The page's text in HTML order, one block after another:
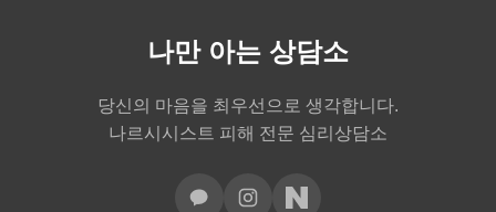
나만 아는 상담소
당신의 마음을 최우선으로 생각합니다.
나르시시스트 피해 전문 심리상담소